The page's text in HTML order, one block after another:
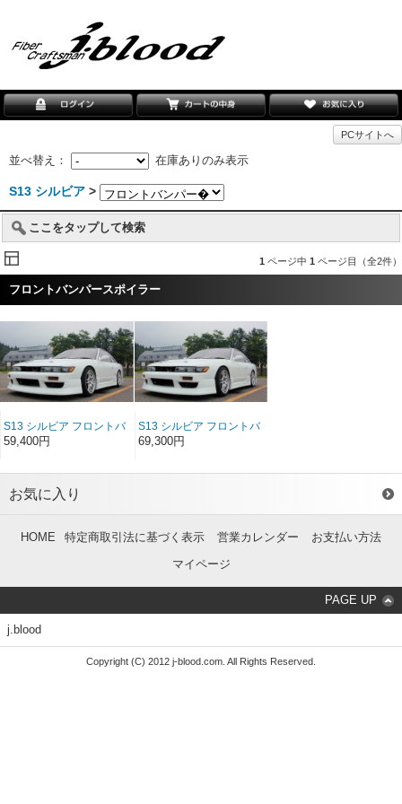
PCサイトへ
並べ替え： 在庫ありのみ表示
S13 シルビア >
ここをタップして検索
1 ページ中 1 ページ目（全2件）
フロントバンパースポイラー
S13 シルビア フロントバ
ンパースポイラー FRP
59,400円
S13 シルビア フロントバ
ンパースポイラー ソフト
69,300円
お気に入り
HOME 特定商取引法に基づく表示 営業カレンダー
お支払い方法
マイページ
PAGE UP
j.blood
Copyright (C) 2012 j-blood.com. All Rights Reserved.